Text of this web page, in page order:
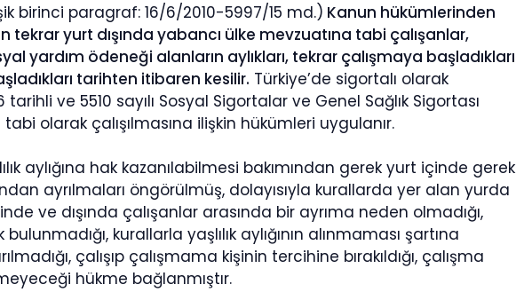
birinci paragraf: 16/6/2010-5997/15 md.) Kanun hükümlerinden
yurt dışında yabancı ülke mevzuatına tabi çalışanlar,
yardım ödeneği alanların aylıkları, tekrar çalışmaya başladıkları
tarihten itibaren kesilir. Türkiye’de sigortalı olarak
ve 5510 sayılı Sosyal Sigortalar ve Genel Sağlık Sigortası
olarak çalışılmasına ilişkin hükümleri uygulanır.
aylığına hak kazanılabilmesi bakımından gerek yurt içinde gerek
ayrılmaları öngörülmüş, dolayısıyla kurallarda yer alan yurda
ve dışında çalışanlar arasında bir ayrıma neden olmadığı,
kurallarla yaşlılık aylığının alınmaması şartına
çalışıp çalışmama kişinin tercihine bırakıldığı, çalışma
hükme bağlanmıştır.